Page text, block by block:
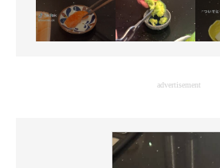
advertisement